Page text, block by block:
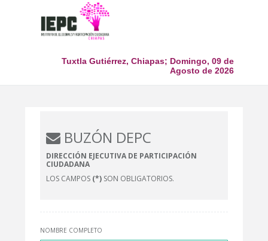
Tuxtla Gutiérrez, Chiapas; Domingo, 09 de
Agosto de 2026
BUZÓN DEPC
DIRECCIÓN EJECUTIVA DE PARTICIPACIÓN
CIUDADANA
LOS CAMPOS (*)SON OBLIGATORIOS.
NOMBRE COMPLETO